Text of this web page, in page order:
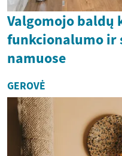
Valgomojo baldų
funkcionalumo ir
namuose
GEROVĖ